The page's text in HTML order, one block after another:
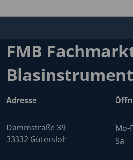
FMB
Adresse
Dammstraße 39
33332 Gütersloh
Mo-
Sa